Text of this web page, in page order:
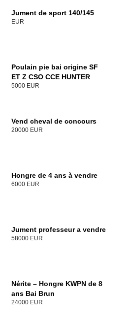
Jument de sport 140/145
EUR
Poulain pie bai origine SF
ET Z CSO CCE HUNTER
5000 EUR
Vend cheval de concours
20000 EUR
Hongre de 4 ans à vendre
6000 EUR
Jument professeur a vendre
58000 EUR
Nérite – Hongre KWPN de 8
ans Bai Brun
24000 EUR